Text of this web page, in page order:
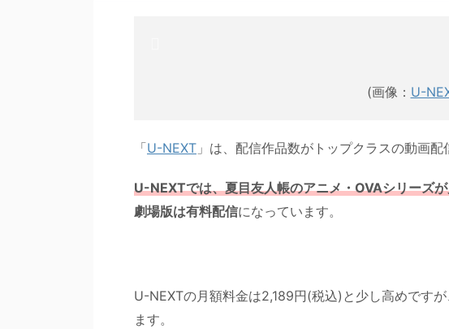
(画像： U-
「U-NEXT 」は、配信作品数がトップクラスの動画配
U-NEXTでは、夏目友人帳のアニメ・OVAシリーズ
劇場版は有料配信になっています。
U-NEXTの月額料金は2,189円(税込)と少し高めです
ます。